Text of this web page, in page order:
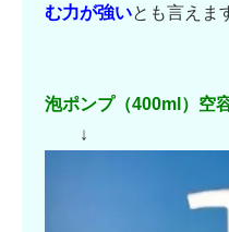
む力が強いとも言えま
泡ポンプ（400ml）空
↓